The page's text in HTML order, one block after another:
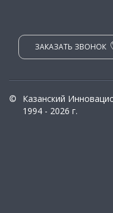
ЗАКАЗАТЬ ЗВОНОК
©
Казанский
1994 - 2026 г.